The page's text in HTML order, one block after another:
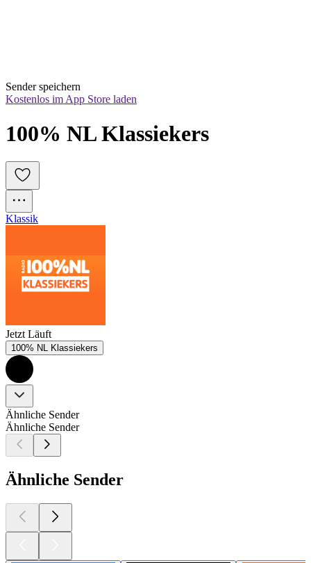
Sender speichern
Kostenlos im App Store laden
100% NL Klassiekers
Klassik
Jetzt Läuft
100% NL Klassiekers
Ähnliche Sender
Ähnliche Sender
Ähnliche Sender